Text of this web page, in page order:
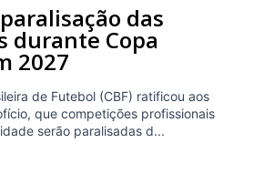
das
durante Copa
2027
de Futebol (CBF) ratificou aos
que competições profissionais
serão paralisadas d...